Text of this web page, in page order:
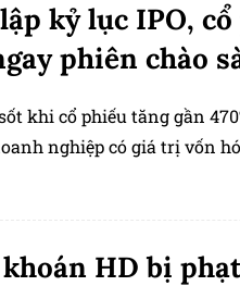
kỷ lục IPO,
phiên chào
khi cổ phiếu tăng gần
nghiệp có giá trị vốn
HD bị